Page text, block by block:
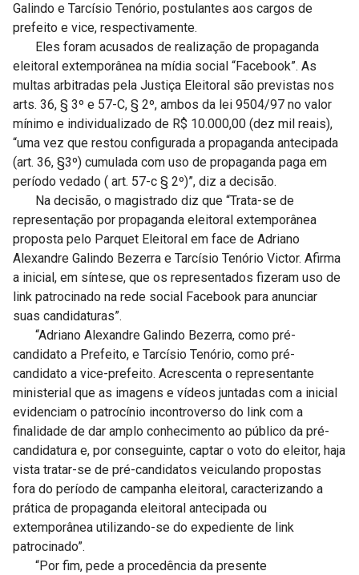
Galindo e Tarcísio Tenório, postulantes aos cargos de
prefeito e vice, respectivamente.
Eles foram acusados de realização de propaganda
eleitoral extemporânea na mídia social “Facebook”. As
multas arbitradas pela Justiça Eleitoral são previstas nos
arts. 36, § 3º e 57-C, § 2º, ambos da lei 9504/97 no valor
mínimo e individualizado de R$ 10.000,00 (dez mil reais),
“uma vez que restou configurada a propaganda antecipada
(art. 36, §3º) cumulada com uso de propaganda paga em
período vedado ( art. 57-c § 2º)”, diz a decisão.
Na decisão, o magistrado diz que “Trata-se de
representação por propaganda eleitoral extemporânea
proposta pelo Parquet Eleitoral em face de Adriano
Alexandre Galindo Bezerra e Tarcísio Tenório Victor. Afirma
a inicial, em síntese, que os representados fizeram uso de
link patrocinado na rede social Facebook para anunciar
suas candidaturas”.
“Adriano Alexandre Galindo Bezerra, como pré-
candidato a Prefeito, e Tarcísio Tenório, como pré-
candidato a vice-prefeito. Acrescenta o representante
ministerial que as imagens e vídeos juntadas com a inicial
evidenciam o patrocínio incontroverso do link com a
finalidade de dar amplo conhecimento ao público da pré-
candidatura e, por conseguinte, captar o voto do eleitor, haja
vista tratar-se de pré-candidatos veiculando propostas
fora do período de campanha eleitoral, caracterizando a
prática de propaganda eleitoral antecipada ou
extemporânea utilizando-se do expediente de link
patrocinado”.
“Por fim, pede a procedência da presente